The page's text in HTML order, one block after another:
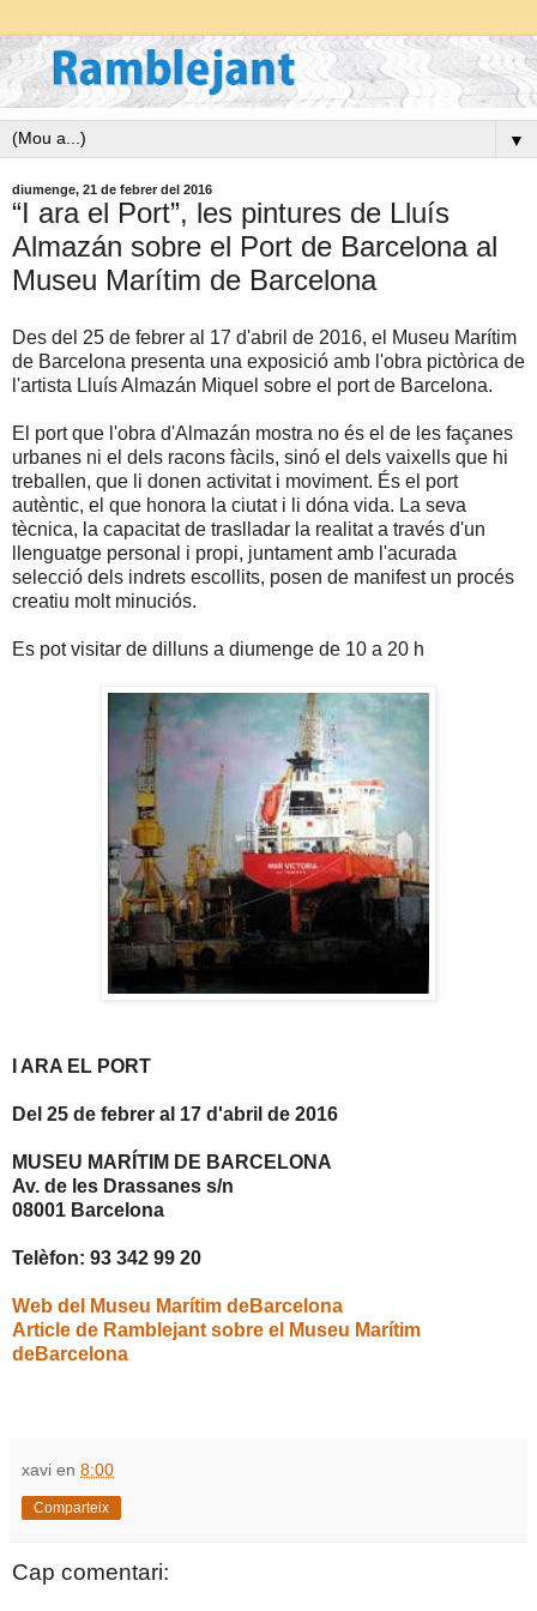
▼
diumenge, 21 de febrer del 2016
“I ara el Port”, les pintures de Lluís
Almazán sobre el Port de Barcelona al
Museu Marítim de Barcelona
Des del 25 de febrer al 17 d'abril de 2016, el Museu Marítim
de Barcelona presenta una exposició amb l'obra pictòrica de
l'artista Lluís Almazán Miquel sobre el port de Barcelona.
El port que l'obra d'Almazán mostra no és el de les façanes
urbanes ni el dels racons fàcils, sinó el dels vaixells que hi
treballen, que li donen activitat i moviment. És el port
autèntic, el que honora la ciutat i li dóna vida. La seva
tècnica, la capacitat de traslladar la realitat a través d'un
llenguatge personal i propi, juntament amb l'acurada
selecció dels indrets escollits, posen de manifest un procés
creatiu molt minuciós.
Es pot visitar de dilluns a diumenge de 10 a 20 h
I ARA EL PORT
Del 25 de febrer al 17 d'abril de 2016
MUSEU MARÍTIM DE BARCELONA
Av. de les Drassanes s/n
08001 Barcelona
Telèfon: 93 342 99 20
Web del Museu Marítim deBarcelona
Article de Ramblejant sobre el Museu Marítim
deBarcelona
xavi en 8:00
Comparteix
Cap comentari: